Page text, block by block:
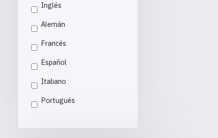
Inglés
Alemán
Francés
Español
Italiano
Portugués